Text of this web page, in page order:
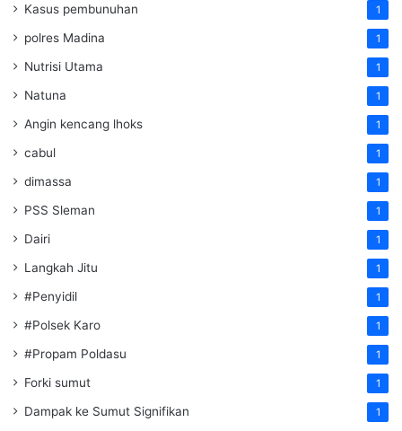
Kasus pembunuhan 1
polres Madina 1
Nutrisi Utama 1
Natuna 1
Angin kencang lhoks 1
cabul 1
dimassa 1
PSS Sleman 1
Dairi 1
Langkah Jitu 1
#Penyidil 1
#Polsek Karo 1
#Propam Poldasu 1
Forki sumut 1
Dampak ke Sumut Signifikan 1